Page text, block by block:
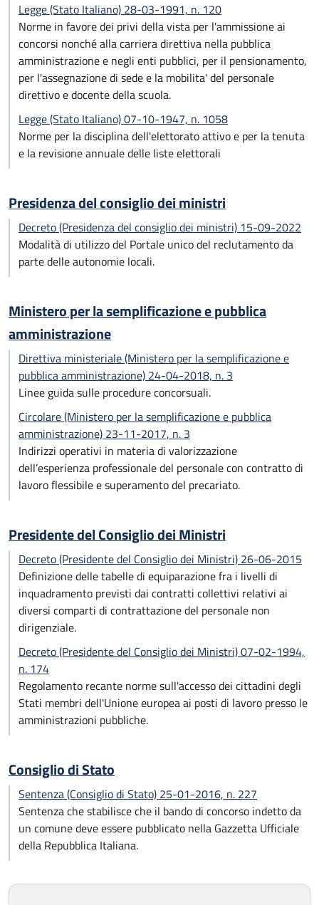
Legge (Stato Italiano) 28-03-1991, n. 120
Norme in favore dei privi della vista per l'ammissione ai
concorsi nonché alla carriera direttiva nella pubblica
amministrazione e negli enti pubblici, per il pensionamento,
per l'assegnazione di sede e la mobilita' del personale
direttivo e docente della scuola.
Legge (Stato Italiano) 07-10-1947, n. 1058
Norme per la disciplina dell'elettorato attivo e per la tenuta
e la revisione annuale delle liste elettorali
Presidenza del consiglio dei ministri
Decreto (Presidenza del consiglio dei ministri) 15-09-2022
Modalità di utilizzo del Portale unico del reclutamento da
parte delle autonomie locali.
Ministero per la semplificazione e pubblica
amministrazione
Direttiva ministeriale (Ministero per la semplificazione e
pubblica amministrazione) 24-04-2018, n. 3
Linee guida sulle procedure concorsuali.
Circolare (Ministero per la semplificazione e pubblica
amministrazione) 23-11-2017, n. 3
Indirizzi operativi in materia di valorizzazione
dell’esperienza professionale del personale con contratto di
lavoro flessibile e superamento del precariato.
Presidente del Consiglio dei Ministri
Decreto (Presidente del Consiglio dei Ministri) 26-06-2015
Definizione delle tabelle di equiparazione fra i livelli di
inquadramento previsti dai contratti collettivi relativi ai
diversi comparti di contrattazione del personale non
dirigenziale.
Decreto (Presidente del Consiglio dei Ministri) 07-02-1994,
n. 174
Regolamento recante norme sull'accesso dei cittadini degli
Stati membri dell'Unione europea ai posti di lavoro presso le
amministrazioni pubbliche.
Consiglio di Stato
Sentenza (Consiglio di Stato) 25-01-2016, n. 227
Sentenza che stabilisce che il bando di concorso indetto da
un comune deve essere pubblicato nella Gazzetta Ufficiale
della Repubblica Italiana.